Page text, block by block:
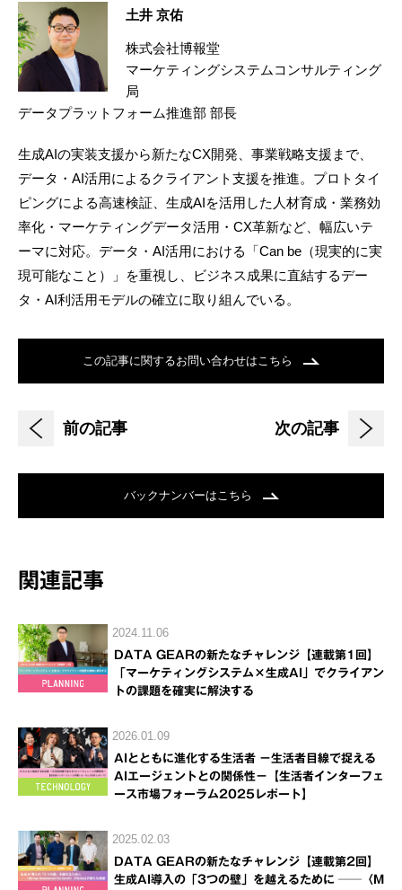
土井 京佑
株式会社博報堂
マーケティングシステムコンサルティング
局
データプラットフォーム推進部 部長
生成AIの実装支援から新たなCX開発、事業戦略支援まで、
データ・AI活用によるクライアント支援を推進。プロトタイ
ピングによる高速検証、生成AIを活用した人材育成・業務効
率化・マーケティングデータ活用・CX革新など、幅広いテ
ーマに対応。データ・AI活用における「Can be（現実的に実
現可能なこと）」を重視し、ビジネス成果に直結するデー
タ・AI利活用モデルの確立に取り組んでいる。
この記事に関するお問い合わせはこちら
前の記事 次の記事
バックナンバーはこちら
関連記事
2024.11.06
DATA GEARの新たなチャレンジ【連載第1回】
「マーケティングシステム×生成AI」でクライアン
トの課題を確実に解決する
2026.01.09
AIとともに進化する生活者 －生活者目線で捉える
AIエージェントとの関係性－【生活者インターフェ
ース市場フォーラム2025レポート】
2025.02.03
DATA GEARの新たなチャレンジ【連載第2回】
生成AI導入の「3つの壁」を越えるために ──〈M